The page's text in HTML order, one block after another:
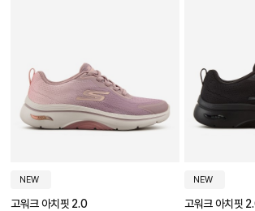
NEW
고워크 아치핏 2.0
NEW
고워크 아치핏